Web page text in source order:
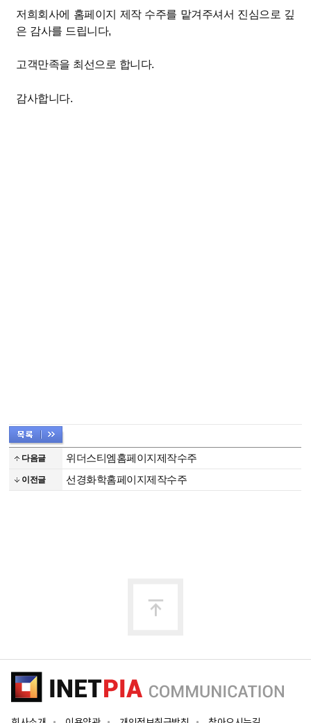
저희회사에 홈페이지 제작 수주를 맡겨주셔서 진심으로 깊
은 감사를 드립니다,
고객만족을 최선으로 합니다.
감사합니다.
다음글 위더스티엠홈페이지제작수주
이전글 선경화학홈페이지제작수주
로